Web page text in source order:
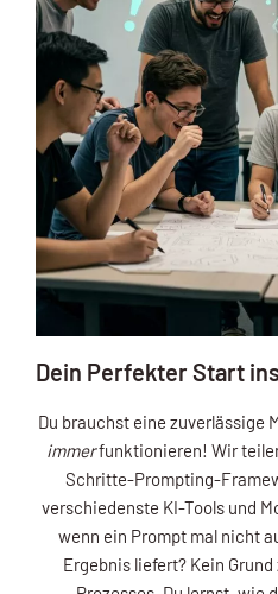
Dein Perfekter Start
Du brauchst eine zuverlässige
immerfunktionieren! Wir
Schritte-Prompting-
verschiedenste KI-Tools und
wenn ein Prompt mal nicht
Ergebnis liefert? Kein